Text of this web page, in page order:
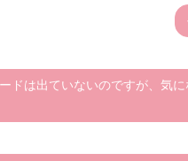
ドは出ていないのですが、気